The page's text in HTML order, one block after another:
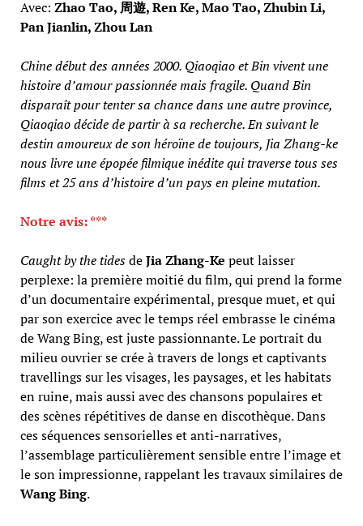
Avec: Zhao Tao, 周遊, Ren Ke, Mao Tao, Zhubin Li,
Pan Jianlin, Zhou Lan
Chine début des années 2000. Qiaoqiao et Bin vivent une
histoire d’amour passionnée mais fragile. Quand Bin
disparaît pour tenter sa chance dans une autre province,
Qiaoqiao décide de partir à sa recherche. En suivant le
destin amoureux de son héroïne de toujours, Jia Zhang-ke
nous livre une épopée filmique inédite qui traverse tous ses
films et 25 ans d’histoire d’un pays en pleine mutation.
Notre avis: ***
Caught by the tidesdeJia Zhang-Ke peut laisser
perplexe: la première moitié du film, qui prend la forme
d’un documentaire expérimental, presque muet, et qui
par son exercice avec le temps réel embrasse le cinéma
de Wang Bing, est juste passionnante. Le portrait du
milieu ouvrier se crée à travers de longs et captivants
travellings sur les visages, les paysages, et les habitats
en ruine, mais aussi avec des chansons populaires et
des scènes répétitives de danse en discothèque. Dans
ces séquences sensorielles et anti-narratives,
l’assemblage particulièrement sensible entre l’image et
le son impressionne, rappelant les travaux similaires de
Wang Bing.